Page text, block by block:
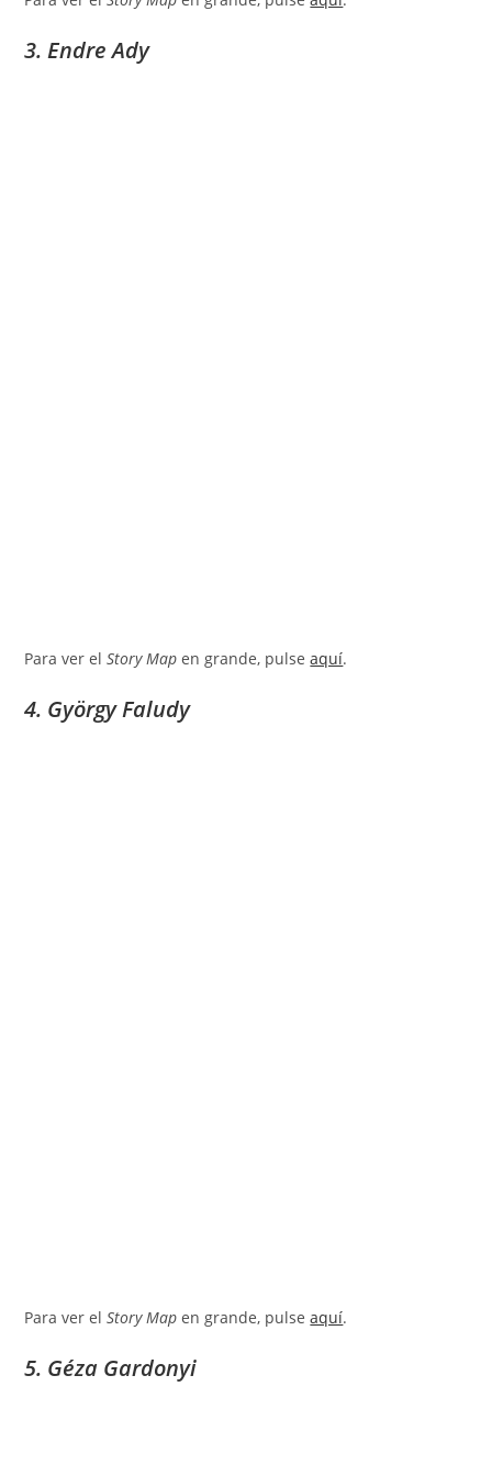
3. Endre Ady
Para ver elStory Map en grande, pulseaquí.
4. György Faludy
Para ver elStory Map en grande, pulseaquí.
5. Géza Gardonyi